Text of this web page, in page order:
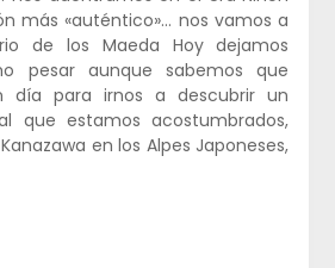
más «auténtico»… nos vamos a
de los Maeda Hoy dejamos
pesar aunque sabemos que
día para irnos a descubrir un
que estamos acostumbrados,
en los Alpes Japoneses,